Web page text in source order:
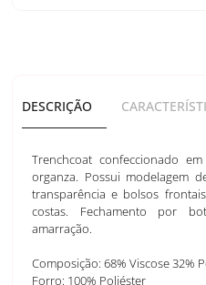
DESCRIÇÃO
Trenchcoat confeccionado
organza. Possui modelagem
transparência e bolsos
costas. Fechamento por
amarração.
Composição: 68% Viscose 32%
Forro: 100% Poliéster